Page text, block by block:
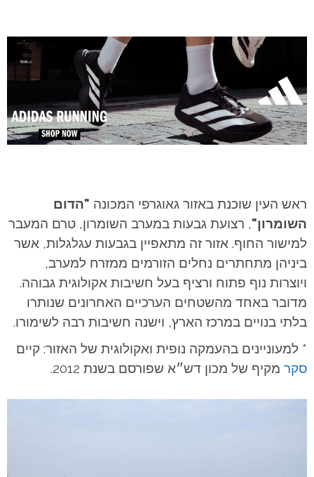
ראש העין שוכנת באזור גאוגרפי המכונה "הדום
השומרון", רצועת גבעות במערב השומרון, טרם המעבר
למישור החוף. אזור זה מתאפיין בגבעות עגלגלות, אשר
ביניהן מתחתרים נחלים הזורמים ממזרח למערב,
ויוצרות נוף פתוח ורציף בעל חשיבות אקולוגית גבוהה.
מדובר באחד מהשטחים הערכיים האחרונים שנותרו
בלתי בנויים במרכז הארץ, וישנה חשיבות רבה לשימורו.
* למעוניינים בהעמקה נופית ואקולוגית של האזור: קיים
סקר מקיף של מכון דש״א שפורסם בשנת 2012.